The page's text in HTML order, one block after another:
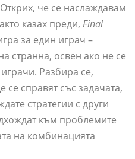
че се наслаждавам
казах преди, Final
за един играч –
странна, освен ако не се
Разбира се,
справят със задачата,
стратегии с други
към проблемите
на комбинацията